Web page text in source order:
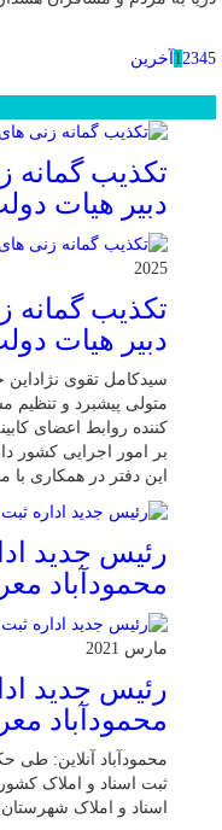
1 2345 آخرین
تکذیب گمانه
دبیر هیات
2025
تکذیب گمانه
دبیر هیات
سیدکامل تقوی
متولی پیشبرد و تنظیم
کننده روابط اعضای
بر امور اجرایی کشور
این دفتر در همکاری
رئیس جدید
محمودآباد
مارس 2021
رئیس جدید
محمودآباد
محمودآباد آنلاین: طی
ثبت اسناد و املاک
اسناد و املاک